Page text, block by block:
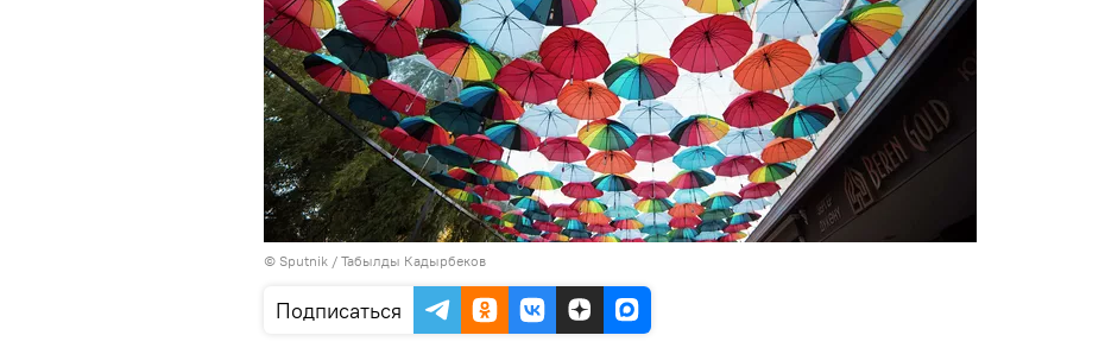
© Sputnik / Табылды Кадырбеков
Подписаться